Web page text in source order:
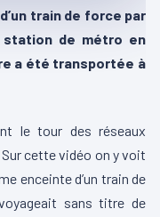
train de force par
de métro en
a été transportée à
le tour des réseaux
cette vidéo on y voit
enceinte d’un train de
sans titre de